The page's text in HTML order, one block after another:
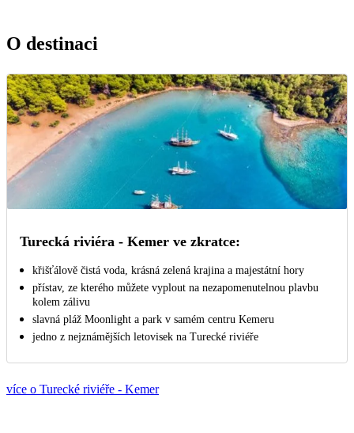
O destinaci
Turecká riviéra - Kemer ve zkratce:
křišťálově čistá voda, krásná zelená krajina a majestátní hory
přístav, ze kterého můžete vyplout na nezapomenutelnou plavbu
kolem zálivu
slavná pláž Moonlight a park v samém centru Kemeru
jedno z nejznámějších letovisek na Turecké riviéře
více o Turecké riviéře - Kemer